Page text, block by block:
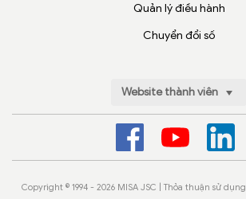
Quản lý điều hành
Chuyển đổi số
Website thành viên
Copyright © 1994 - 2026 MISA JSC | Thỏa thuận sử dụng